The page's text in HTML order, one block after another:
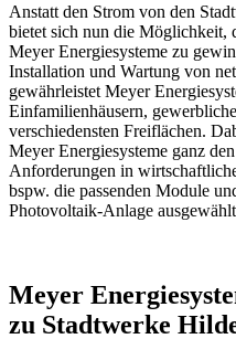
Anstatt den Strom von den
bietet sich nun die Möglichkeit,
Meyer Energiesysteme zu
Installation und Wartung von
gewährleistet Meyer
Einfamilienhäusern,
verschiedensten Freiflächen.
Meyer Energiesysteme ganz
Anforderungen in
bspw. die passenden Module
Photovoltaik-Anlage
Meyer
zu Stadtwerke